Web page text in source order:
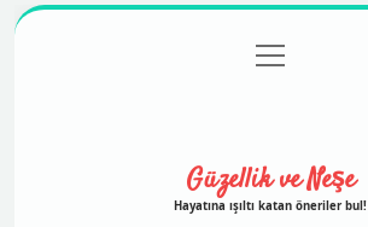
Gizlilik Politikası
menüyü
aç
Güzellik ve Neşe
Hayatına ışıltı katan öneriler bul!